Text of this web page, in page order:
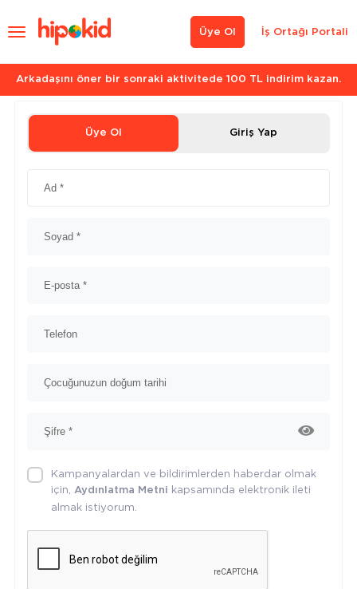
İş Ortağı Portali
Üye Ol
Arkadaşını öner bir sonraki aktivitede 100 TL indirim kazan.
Üye Ol Giriş Yap
Kampanyalardan ve bildirimlerden haberdar olmak
için, Aydınlatma Metni kapsamında elektronik ileti
almak istiyorum.